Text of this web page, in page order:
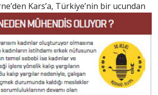
ne’den Kars’a, Türkiye’nin bir ucundan